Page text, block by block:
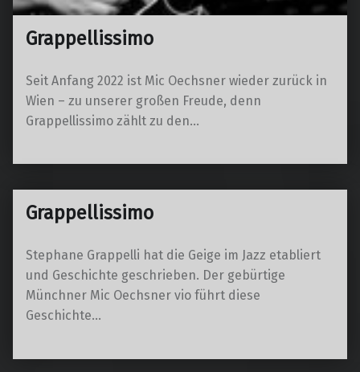
Grappellissimo
Seit Anfang 2022 ist Mic Oechsner wieder zurück in
Wien – zu unserer großen Freude, denn
Grappellissimo zählt zu den…
Grappellissimo
Stephane Grappelli hat die Geige im Jazz etabliert
und Geschichte geschrieben. Der gebürtige
Münchner Mic Oechsner vio führt diese
Geschichte…